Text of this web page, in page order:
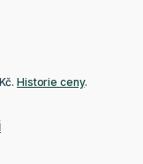
Historie ceny.